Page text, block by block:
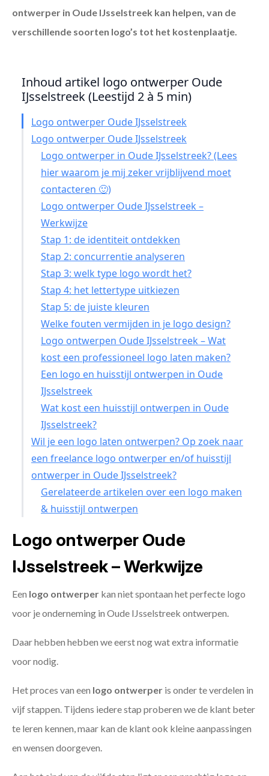
ontwerper in Oude IJsselstreek kan helpen, van de
verschillende soorten logo’s tot het kostenplaatje.
Inhoud artikel logo ontwerper Oude
IJsselstreek (Leestijd 2 à 5 min)
Logo ontwerper Oude IJsselstreek
Logo ontwerper Oude IJsselstreek
Logo ontwerper in Oude IJsselstreek? (Lees
hier waarom je mij zeker vrijblijvend moet
contacteren 🙂)
Logo ontwerper Oude IJsselstreek –
Werkwijze
Stap 1: de identiteit ontdekken
Stap 2: concurrentie analyseren
Stap 3: welk type logo wordt het?
Stap 4: het lettertype uitkiezen
Stap 5: de juiste kleuren
Welke fouten vermijden in je logo design?
Logo ontwerpen Oude IJsselstreek – Wat
kost een professioneel logo laten maken?
Een logo en huisstijl ontwerpen in Oude
IJsselstreek
Wat kost een huisstijl ontwerpen in Oude
IJsselstreek?
Wil je een logo laten ontwerpen? Op zoek naar
een freelance logo ontwerper en/of huisstijl
ontwerper in Oude IJsselstreek?
Gerelateerde artikelen over een logo maken
& huisstijl ontwerpen
Logo ontwerper Oude
IJsselstreek – Werkwijze
Een logo ontwerper kan niet spontaan het perfecte logo
voor je onderneming in Oude IJsselstreek ontwerpen.
Daar hebben hebben we eerst nog wat extra informatie
voor nodig.
Het proces van een logo ontwerper is onder te verdelen in
vijf stappen. Tijdens iedere stap proberen we de klant beter
te leren kennen, maar kan de klant ook kleine aanpassingen
en wensen doorgeven.